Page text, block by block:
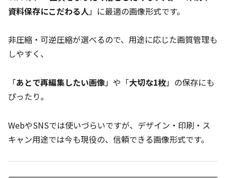
資料保存にこだわる人 」に最適の画像形式です。
非圧縮・可逆圧縮が選べるので、用途に応じた画質管理も
しやすく、
「あとで再編集したい画像」や「大切な1枚」の保存にも
ぴったり。
WebやSNSでは使いづらいですが、デザイン・印刷・ス
キャン用途では今も現役の、信頼できる画像形式です。